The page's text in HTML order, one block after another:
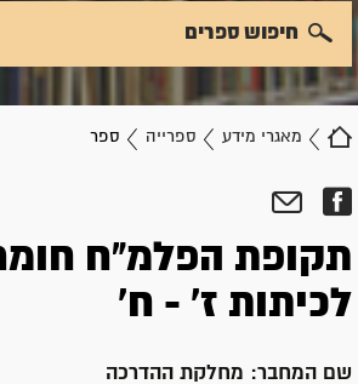
מאגרי מידע ספרייה ספר
חיפוש ספרים
תקופת הפלמ"ח
לכיתות ז' - ח'
שם המחבר: מחלקת ההדרכה